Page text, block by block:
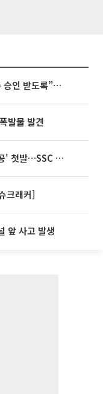
김정관 장관 “반도체 성과급, 주총 승인 받도록”…상법·자본시장법 개정 시사
발물 발견
티웨이항공, 새 이름 '트리니티항공' 첫발…SSC 전략 본격화
크래커]
앞 사고 발생